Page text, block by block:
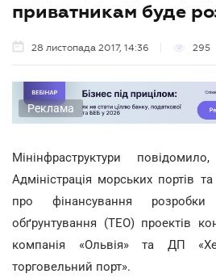
приватникам буде
28 листопада 2017, 14:36 295
Реклама
Мінінфраструктури
Адміністрація морських портів
про фінансування розробки
обґрунтування (ТЕО) проектів
компанія «Ольвія» та ДП
торговельний порт».